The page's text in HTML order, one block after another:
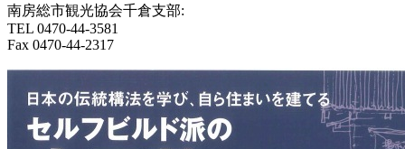
南房総市観光協会千倉支部:
TEL 0470-44-3581
Fax 0470-44-2317